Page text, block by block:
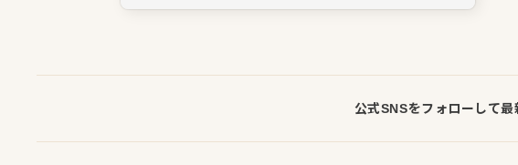
公式SNSをフォローして最